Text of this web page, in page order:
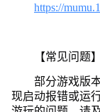
https://
【常见问题】
部分游戏版
现启动报错或运